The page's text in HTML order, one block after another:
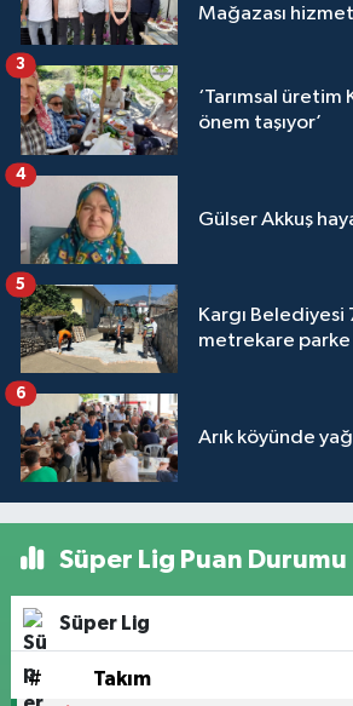
Mağazası
‘Tarımsal üretim Kargı
önem taşıyor’
3
Gülser Akkuş
4
Kargı Belediyesi
metrekare parke
5
Arık köyünde
6
Süper Lig Puan Durumu
Süper Lig
# Takım